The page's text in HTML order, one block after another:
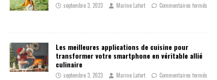
septembre 3, 2023 Marine Lafort Commentaires fermés
Les meilleures applications de cuisine pour
transformer votre smartphone en véritable allié
culinaire
septembre 3, 2023 Marine Lafort Commentaires fermés